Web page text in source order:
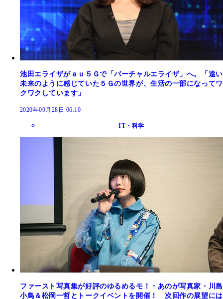
池田エライザがａｕ５Ｇで「バーチャルエライザ」へ。「遠い
未来のように感じていた５Ｇの世界が、生活の一部になってワ
クワクしています」
2020年09月28日 06:10
IT・科学
ファースト写真集が好評のゆるめるモ！・あのが写真家・川島
小鳥＆松岡一哲とトークイベントを開催！ 次回作の展望には